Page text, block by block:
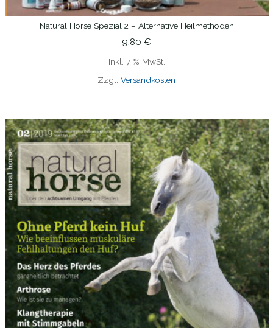
IN DEN WARENKORB
Natural Horse Spezial 2 – Alternative Heilmethoden
9,80 €
Inkl. 7 % MwSt.
Zzgl. Versandkosten